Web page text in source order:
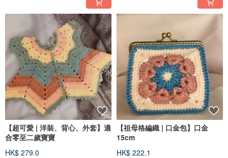
【超可愛 | 洋裝、背心、外套】適
合零至二歲寶寶
HK$ 279.0
【祖母格編織 | 口金包】口金
15cm
HK$ 222.1